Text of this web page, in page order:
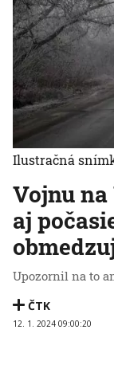
Vojnu
aj
Upozornil na to
ČTK
12. 1. 2024 09:00:20
Ilustračná